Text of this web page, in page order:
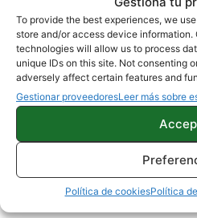
To provide the best experiences, we
store and/or access device information.
technologies will allow us to process
unique IDs on this site. Not consenting
adversely affect certain features and
Gestionar proveedoresLeer más sobre
Política de cookiesPolítica
Sobre este autor